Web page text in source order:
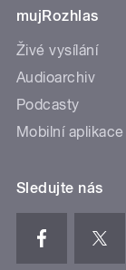
mujRozhlas
Živé vysílání
Audioarchiv
Podcasty
Mobilní aplikace
Sledujte nás